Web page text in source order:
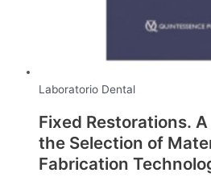
Laboratorio Dental
Fixed Restorations.
the Selection of
Fabrication